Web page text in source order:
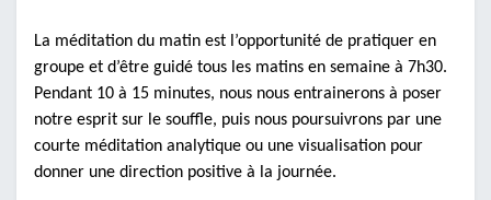
La méditation du matin est l’opportunité de pratiquer en
groupe et d’être guidé tous les matins en semaine à 7h30.
Pendant 10 à 15 minutes, nous nous entrainerons à poser
notre esprit sur le souffle, puis nous poursuivrons par une
courte méditation analytique ou une visualisation pour
donner une direction positive à la journée.